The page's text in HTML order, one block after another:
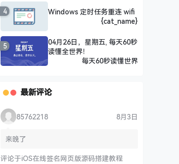
4
Windows 定时任务重连 wifi
{cat_name}
5
04月26日，星期五, 每天60秒
读懂全世界！
每天60秒读懂世界
最新评论
85762218 8月3日
来晚了
评论于iOS在线签名网页版源码搭建教程